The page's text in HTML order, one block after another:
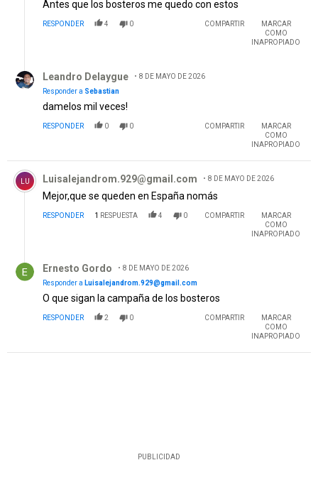
Antes que los bosteros me quedo con estos
RESPONDER 4 0 COMPARTIR
MARCAR
COMO
INAPROPIADO
Leandro Delaygue
8 DE MAYO DE 2026
Responder a Sebastian
damelos mil veces!
RESPONDER 0 0 COMPARTIR
MARCAR
COMO
INAPROPIADO
Comentario de Luisalejandrom.929@gmail.com .
LU Luisalejandrom.929@gmail.com 8 DE MAYO DE 2026
Mejor,que se queden en España nomás
RESPONDER 1 RESPUESTA 4 0 COMPARTIR
MARCAR
COMO
INAPROPIADO
Ernesto Gordo
8 DE MAYO DE 2026
Responder a Luisalejandrom.929@gmail.com
O que sigan la campaña de los bosteros
RESPONDER 2 0 COMPARTIR
MARCAR
COMO
INAPROPIADO
PUBLICIDAD